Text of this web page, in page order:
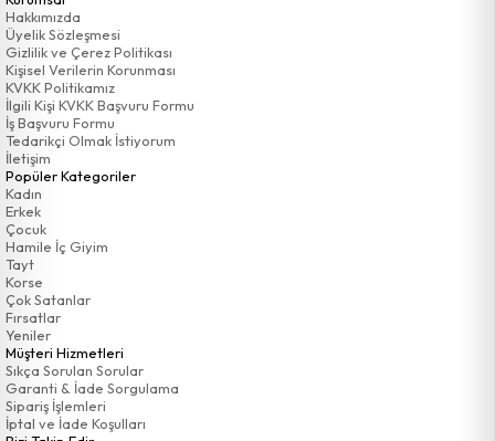
Hakkımızda
Üyelik Sözleşmesi
Gizlilik ve Çerez Politikası
Kişisel Verilerin Korunması
KVKK Politikamız
İlgili Kişi KVKK Başvuru Formu
İş Başvuru Formu
Tedarikçi Olmak İstiyorum
İletişim
Popüler Kategoriler
Kadın
Erkek
Çocuk
Hamile İç Giyim
Tayt
Korse
Çok Satanlar
Fırsatlar
Yeniler
Müşteri Hizmetleri
Sıkça Sorulan Sorular
Garanti & İade Sorgulama
Sipariş İşlemleri
İptal ve İade Koşulları